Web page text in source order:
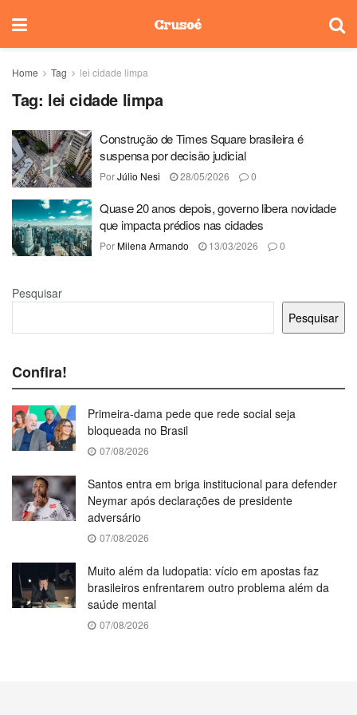
Home Tag lei cidade limpa
Tag: lei cidade limpa
Construção de Times Square brasileira é
suspensa por decisão judicial
PorJúlio Nesi 28/05/2026 0
Quase 20 anos depois, governo libera novidade
que impacta prédios nas cidades
PorMilena Armando 13/03/2026 0
Pesquisar
Pesquisar
Confira!
Primeira-dama pede que rede social seja
bloqueada no Brasil
07/08/2026
Santos entra em briga institucional para defender
Neymar após declarações de presidente
adversário
07/08/2026
Muito além da ludopatia: vício em apostas faz
brasileiros enfrentarem outro problema além da
saúde mental
07/08/2026